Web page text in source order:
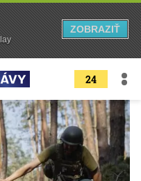
24
ZOBRAZIŤ